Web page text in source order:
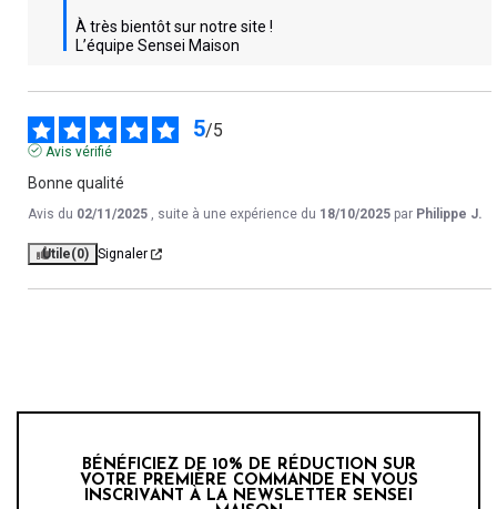
À très bientôt sur notre site !
L’équipe Sensei Maison
5/5
Avis vérifié
Bonne qualité
Avis du 02/11/2025 , suite à une expérience du 18/10/2025 par Philippe J.
Utile(0) Signaler
BÉNÉFICIEZ DE 10% DE RÉDUCTION SUR
VOTRE PREMIÈRE COMMANDE EN VOUS
INSCRIVANT À LA NEWSLETTER SENSEI